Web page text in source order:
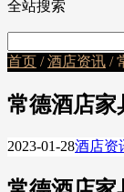
全站搜索
首页 /酒店资讯 /
常德酒店家
2023-01-28酒店资